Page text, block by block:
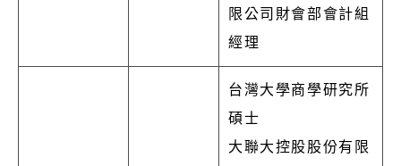
限公司財會部會計組
經理
台灣大學商學研究所
碩士
大聯大控股股份有限